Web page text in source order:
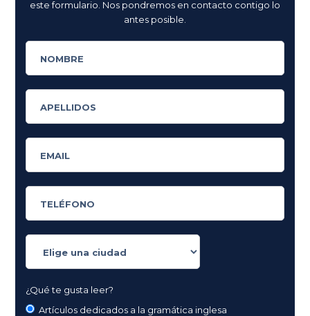
este formulario. Nos pondremos en contacto contigo lo
antes posible.
¿Qué te gusta leer?
Artículos dedicados a la gramática inglesa